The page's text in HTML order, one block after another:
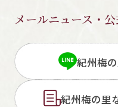
メールニュース・
紀州梅
紀州梅の里